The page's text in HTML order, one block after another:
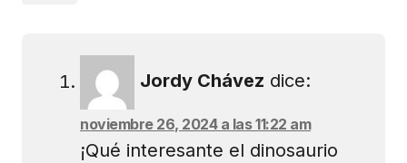
Jordy Chávez dice:
noviembre 26, 2024 a las 11:22 am
¡Qué interesante el dinosaurio